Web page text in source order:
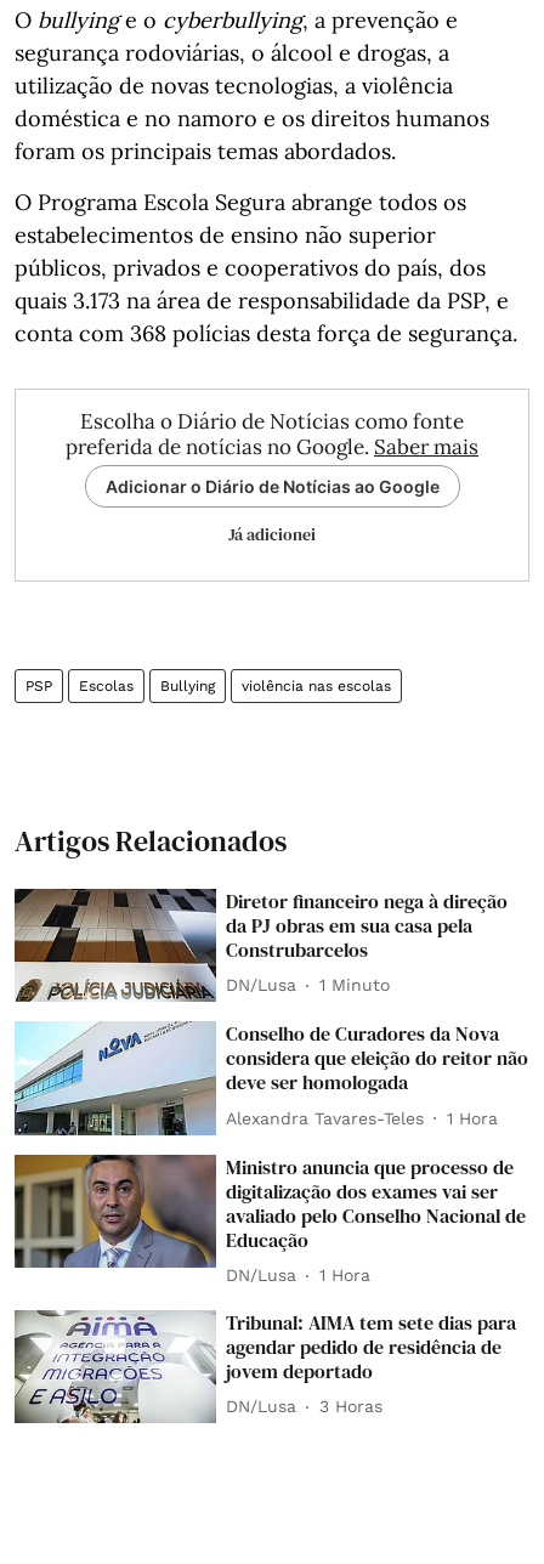
O bullyinge o cyberbullying, a prevenção e
segurança rodoviárias, o álcool e drogas, a
utilização de novas tecnologias, a violência
doméstica e no namoro e os direitos humanos
foram os principais temas abordados.
O Programa Escola Segura abrange todos os
estabelecimentos de ensino não superior
públicos, privados e cooperativos do país, dos
quais 3.173 na área de responsabilidade da PSP, e
conta com 368 polícias desta força de segurança.
Escolha o Diário de Notícias como fonte
preferida de notícias no Google. Saber mais
Adicionar o Diário de Notícias ao Google
Já adicionei
PSP Escolas Bullying violência nas escolas
Artigos Relacionados
Diretor financeiro nega à direção
da PJ obras em sua casa pela
Construbarcelos
DN/Lusa 1 Minuto
Conselho de Curadores da Nova
considera que eleição do reitor não
deve ser homologada
Alexandra Tavares-Teles 1 Hora
Ministro anuncia que processo de
digitalização dos exames vai ser
avaliado pelo Conselho Nacional de
Educação
DN/Lusa 1 Hora
Tribunal: AIMA tem sete dias para
agendar pedido de residência de
jovem deportado
DN/Lusa 3 Horas